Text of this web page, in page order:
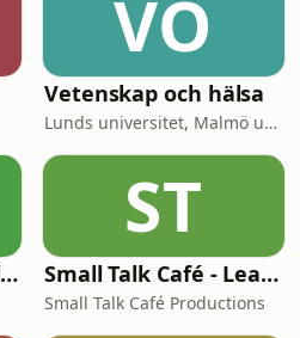
VO
Vetenskap och hälsa
Lunds universitet, Malmö universitet och Region Skåne
Humanisternas meditationskurs: filosofi, konst, och vardagsvetenskap
ST
Small Talk Café - Learn Swedish in Minutes
Small Talk Café Productions